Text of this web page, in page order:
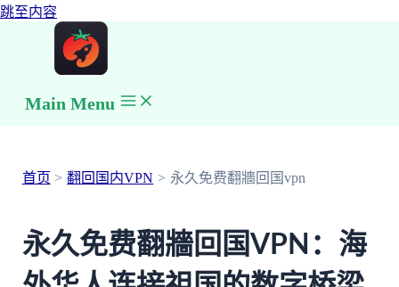
跳至内容
Main Menu
首页 翻回国内VPN 永久免费翻牆回国vpn
永久免费翻牆回国VPN：海